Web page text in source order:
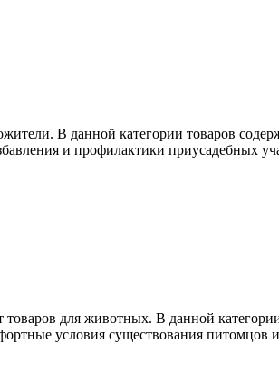
В данной категории товаров
и профилактики приусадебных
для животных. В данной
условия существования питомцов